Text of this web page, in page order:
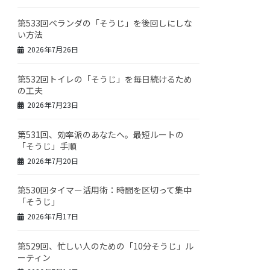
第533回ベランダの「そうじ」を後回しにしな
い方法
2026年7月26日
第532回トイレの「そうじ」を毎日続けるため
の工夫
2026年7月23日
第531回、効率派のあなたへ。最短ルートの
「そうじ」手順
2026年7月20日
第530回タイマー活用術：時間を区切って集中
「そうじ」
2026年7月17日
第529回、忙しい人のための「10分そうじ」ル
ーティン